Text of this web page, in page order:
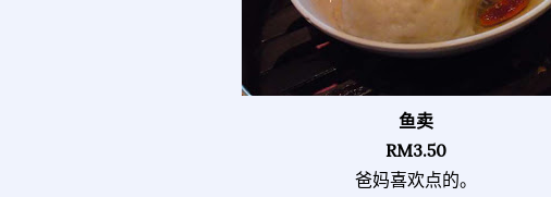
鱼卖
RM3.50
爸妈喜欢点的。